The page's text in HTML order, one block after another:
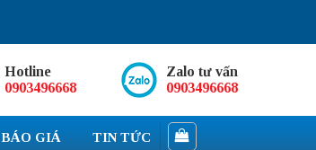
Hotline
0903496668
Zalo tư vấn
0903496668
BÁO GIÁ TIN TỨC